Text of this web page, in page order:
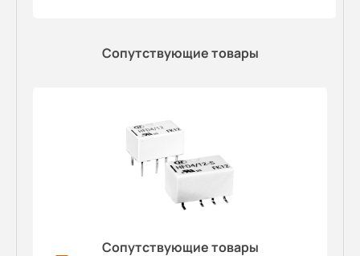
Сопутствующие товары
Сопутствующие товары